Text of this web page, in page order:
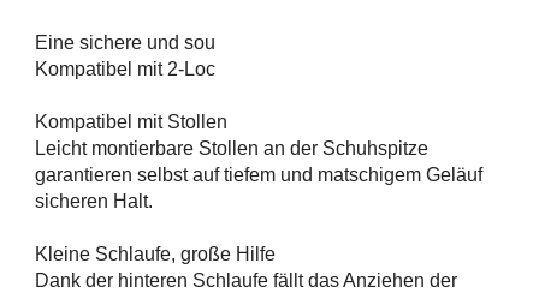
Eine sichere und sou
Kompatibel mit 2-Loc
Kompatibel mit Stollen
Leicht montierbare Stollen an der Schuhspitze
garantieren selbst auf tiefem und matschigem Geläuf
sicheren Halt.
Kleine Schlaufe, große Hilfe
Dank der hinteren Schlaufe fällt das Anziehen der